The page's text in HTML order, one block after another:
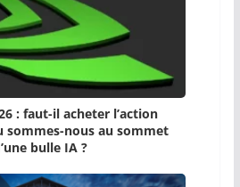
: faut-il acheter l’action
sommes-nous au sommet
bulle IA ?